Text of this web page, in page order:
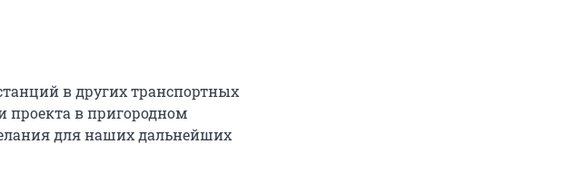
в других транспортных
проекта в пригородном
для наших дальнейших